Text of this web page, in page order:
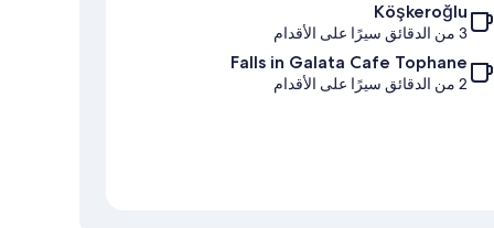
Köşkeroğlu
3 من الدقائق سيرًا على الأقدام
Falls in Galata Cafe Tophane
2 من الدقائق سيرًا على الأقدام